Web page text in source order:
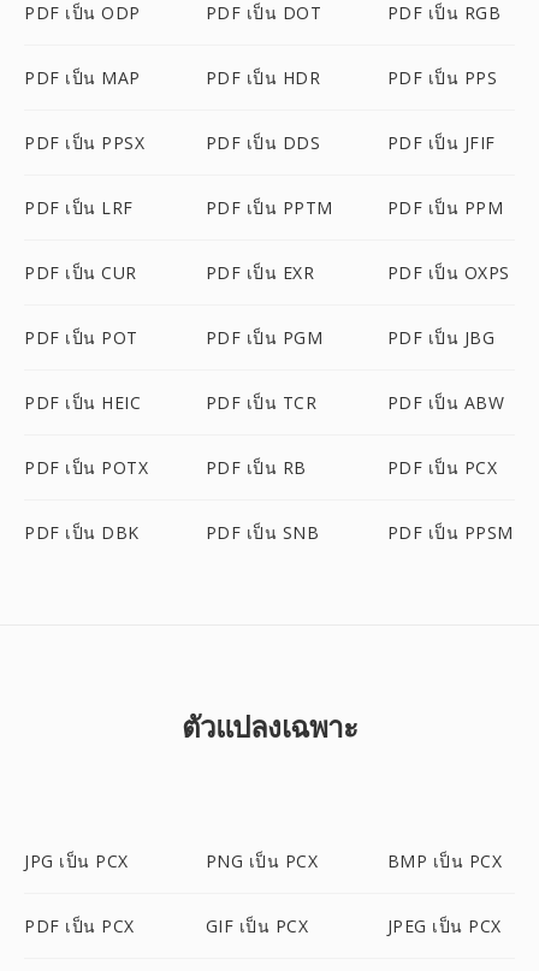
PDF เป็น ODP PDF เป็น DOT PDF เป็น RGB
PDF เป็น MAP PDF เป็น HDR PDF เป็น PPS
PDF เป็น PPSX PDF เป็น DDS PDF เป็น JFIF
PDF เป็น LRF PDF เป็น PPTM PDF เป็น PPM
PDF เป็น CUR PDF เป็น EXR PDF เป็น OXPS
PDF เป็น POT PDF เป็น PGM PDF เป็น JBG
PDF เป็น HEIC PDF เป็น TCR PDF เป็น ABW
PDF เป็น POTX PDF เป็น RB PDF เป็น PCX
PDF เป็น DBK PDF เป็น SNB PDF เป็น PPSM
ตัวแปลงเฉพาะ
JPG เป็น PCX PNG เป็น PCX BMP เป็น PCX
PDF เป็น PCX GIF เป็น PCX JPEG เป็น PCX